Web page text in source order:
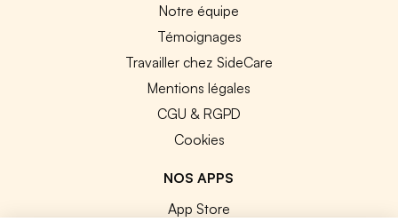
Notre équipe
Témoignages
Travailler chez SideCare
Mentions légales
CGU & RGPD
Cookies
NOS APPS
App Store